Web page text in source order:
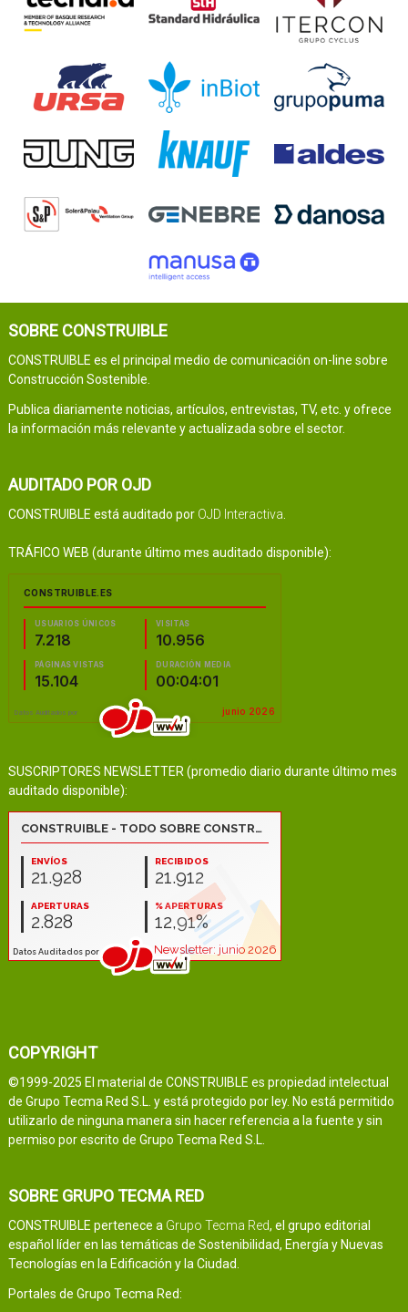
SOBRE CONSTRUIBLE
CONSTRUIBLE es el principal medio de comunicación on-line sobre
Construcción Sostenible.
Publica diariamente noticias, artículos, entrevistas, TV, etc. y ofrece
la información más relevante y actualizada sobre el sector.
AUDITADO POR OJD
CONSTRUIBLE está auditado por OJD Interactiva
TRÁFICO WEB (durante último mes auditado disponible):
SUSCRIPTORES NEWSLETTER (promedio diario durante último mes
auditado disponible):
COPYRIGHT
©1999-2025 El material de CONSTRUIBLE es propiedad intelectual
de Grupo Tecma Red S.L. y está protegido por ley. No está permitido
utilizarlo de ninguna manera sin hacer referencia a la fuente y sin
permiso por escrito de Grupo Tecma Red S.L.
SOBRE GRUPO TECMA RED
CONSTRUIBLE pertenece a Grupo Tecma Red, el grupo editorial
español líder en las temáticas de Sostenibilidad, Energía y Nuevas
Tecnologías en la Edificación y la Ciudad.
Portales de Grupo Tecma Red: